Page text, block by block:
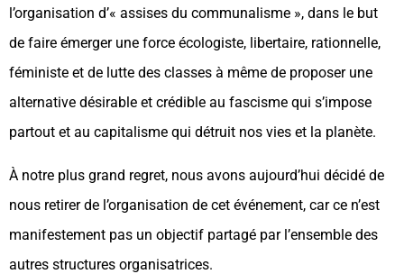
l’organisation d’« assises du communalisme », dans le but
de faire émerger une force écologiste, libertaire, rationnelle,
féministe et de lutte des classes à même de proposer une
alternative désirable et crédible au fascisme qui s’impose
partout et au capitalisme qui détruit nos vies et la planète.
À notre plus grand regret, nous avons aujourd’hui décidé de
nous retirer de l’organisation de cet événement, car ce n’est
manifestement pas un objectif partagé par l’ensemble des
autres structures organisatrices.